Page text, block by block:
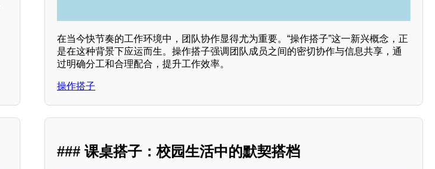
在当今快节奏的工作环境中，团队协作显得尤为重要。“操作搭子”这一新兴概念，正
是在这种背景下应运而生。操作搭子强调团队成员之间的密切协作与信息共享，通
过明确分工和合理配合，提升工作效率。
操作搭子
### 课桌搭子：校园生活中的默契搭档